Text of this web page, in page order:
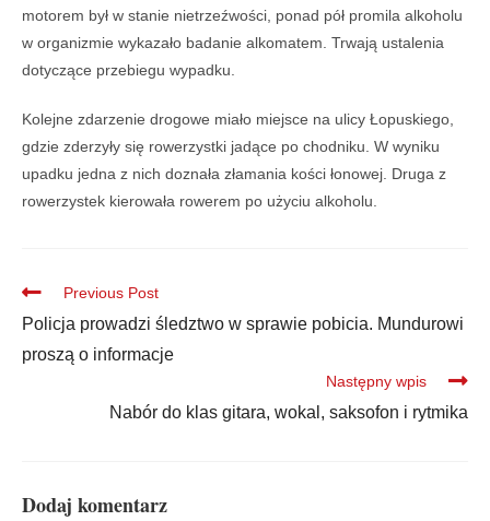
motorem był w stanie nietrzeźwości, ponad pół promila alkoholu
w organizmie wykazało badanie alkomatem. Trwają ustalenia
dotyczące przebiegu wypadku.
Kolejne zdarzenie drogowe miało miejsce na ulicy Łopuskiego,
gdzie zderzyły się rowerzystki jadące po chodniku. W wyniku
upadku jedna z nich doznała złamania kości łonowej. Druga z
rowerzystek kierowała rowerem po użyciu alkoholu.
Previous Post
Policja prowadzi śledztwo w sprawie pobicia. Mundurowi
proszą o informacje
Następny wpis
Nabór do klas gitara, wokal, saksofon i rytmika
Dodaj komentarz